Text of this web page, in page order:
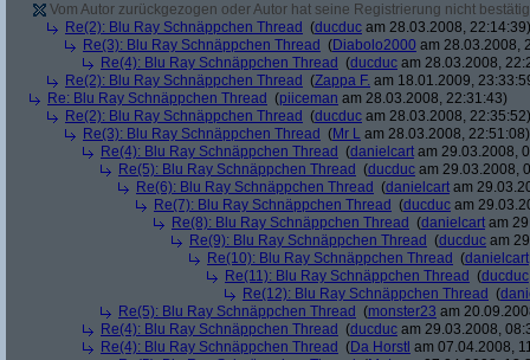
Vom Autor zurückgezogen oder Autor hat seine Registrierung nicht
Re(2): Blu Ray Schnäppchen Thread (ducduc am 28.03.2008, 22:14:39)
Re(3): Blu Ray Schnäppchen Thread (Diabolo2000 am 28.03.2008,
Re(4): Blu Ray Schnäppchen Thread (ducduc am 28.03.2008,
Re(2): Blu Ray Schnäppchen Thread (Zappa F. am 18.01.2009,
Re: Blu Ray Schnäppchen Thread (piiceman am 28.03.2008, 22:31:43)
Re(2): Blu Ray Schnäppchen Thread (ducduc am 28.03.2008, 22:35:52)
Re(3): Blu Ray Schnäppchen Thread (Mr L am 28.03.2008, 22:51:08)
Re(4): Blu Ray Schnäppchen Thread (danielcart am 29.03.2008,
Re(5): Blu Ray Schnäppchen Thread (ducduc am 29.03.2008,
Re(6): Blu Ray Schnäppchen Thread (danielcart am
Re(7): Blu Ray Schnäppchen Thread (ducduc am
Re(8): Blu Ray Schnäppchen Thread (danielcart am
Re(9): Blu Ray Schnäppchen Thread (ducduc am
Re(10): Blu Ray Schnäppchen Thread (danielcart
Re(11): Blu Ray Schnäppchen Thread (ducduc
Re(12): Blu Ray Schnäppchen Thread (
Re(5): Blu Ray Schnäppchen Thread (monster23 am
Re(4): Blu Ray Schnäppchen Thread (ducduc am 29.03.2008,
Re(4): Blu Ray Schnäppchen Thread (Da Horstl am 07.04.2008,